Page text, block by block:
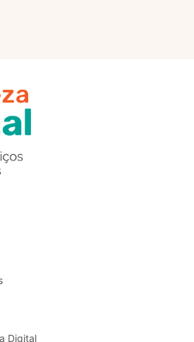
Digital